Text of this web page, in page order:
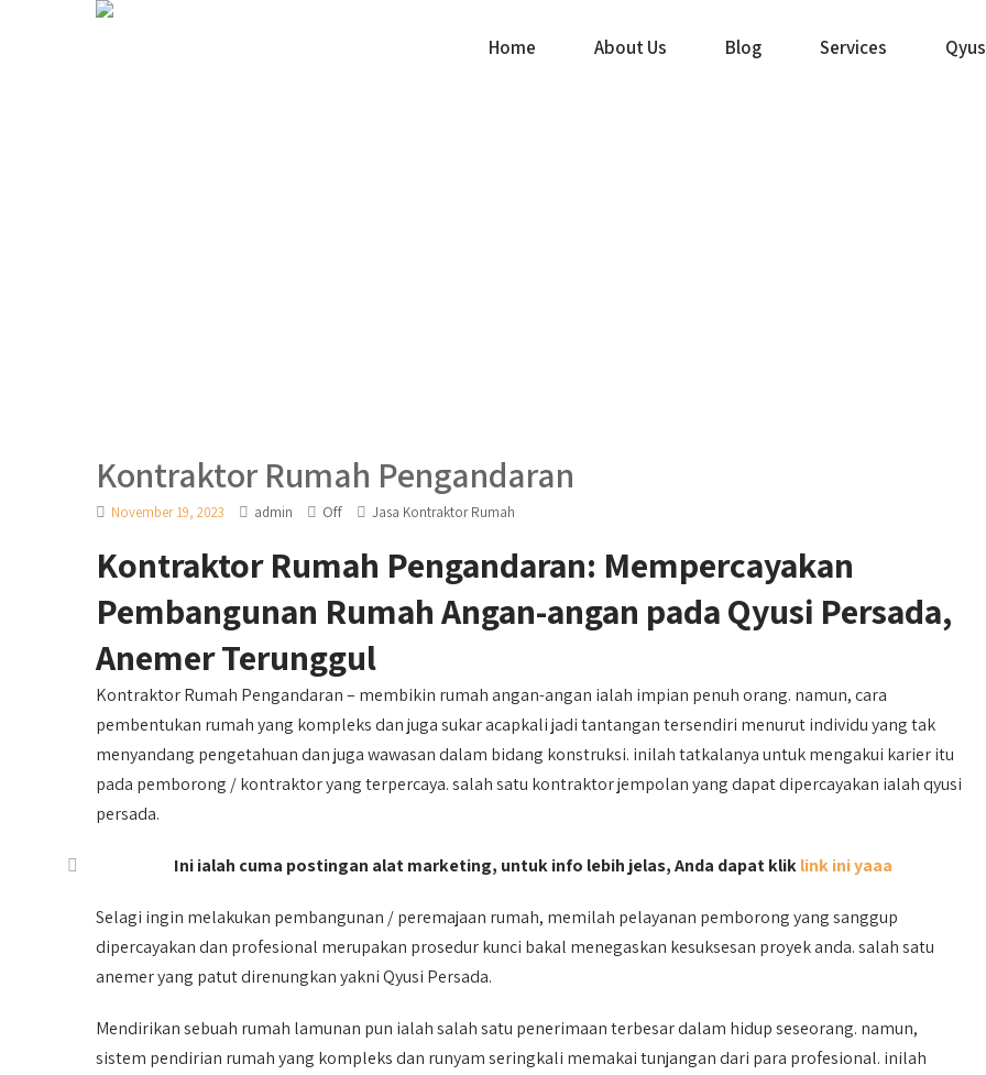
Home About Us Blog Services
Kontraktor Rumah Pengandaran
November 19, 2023 admin Off Jasa Kontraktor Rumah
Kontraktor Rumah Pengandaran: Mempercayakan
Pembangunan Rumah Angan-angan pada Qyusi Persada,
Anemer Terunggul
Kontraktor Rumah Pengandaran – membikin rumah angan-angan ialah impian penuh orang. namun, cara
pembentukan rumah yang kompleks dan juga sukar acapkali jadi tantangan tersendiri menurut individu yang tak
menyandang pengetahuan dan juga wawasan dalam bidang konstruksi. inilah tatkalanya untuk mengakui karier itu
pada pemborong / kontraktor yang terpercaya. salah satu kontraktor jempolan yang dapat dipercayakan ialah qyusi
persada.
Ini ialah cuma postingan alat marketing, untuk info lebih jelas, Anda dapat kliklink ini yaaa
Selagi ingin melakukan pembangunan / peremajaan rumah, memilah pelayanan pemborong yang sanggup
dipercayakan dan profesional merupakan prosedur kunci bakal menegaskan kesuksesan proyek anda. salah satu
anemer yang patut direnungkan yakni Qyusi Persada.
Mendirikan sebuah rumah lamunan pun ialah salah satu penerimaan terbesar dalam hidup seseorang. namun,
sistem pendirian rumah yang kompleks dan runyam seringkali memakai tunjangan dari para profesional. inilah